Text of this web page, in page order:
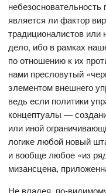
является ли фактор
традиционалистов или
дело, ибо в рамках
по отношению к их
нами пресловутый
элементом внешнего
ведь если политики
концептуалы —
или иной
логике любой новый
и вообще любое «из
мизансцена,
Не владея, по-